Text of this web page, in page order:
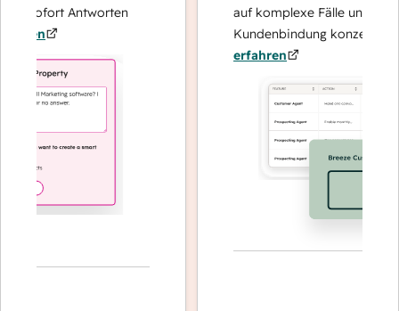
Antworten
auf komplexe Fälle und den
Kundenbindung konzentrieren
erfahren